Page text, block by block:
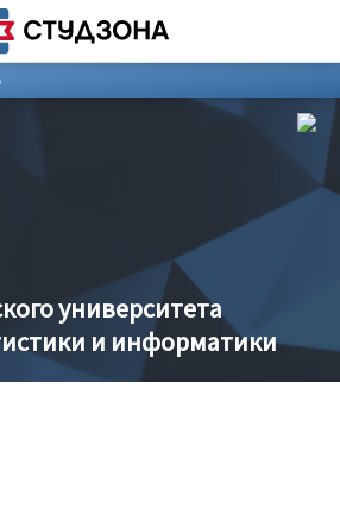
университета
и информатики